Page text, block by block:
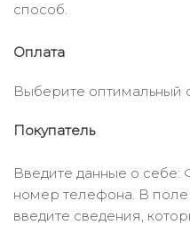
способ.
Оплата
Выберите оптимальный
Покупатель
Введите данные о себе:
номер телефона. В поле
введите сведения,